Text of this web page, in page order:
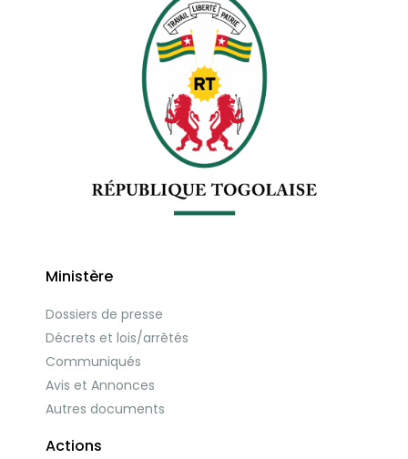
Ministère
Dossiers de presse
Décrets et lois/arrêtés
Communiqués
Avis et Annonces
Autres documents
Actions